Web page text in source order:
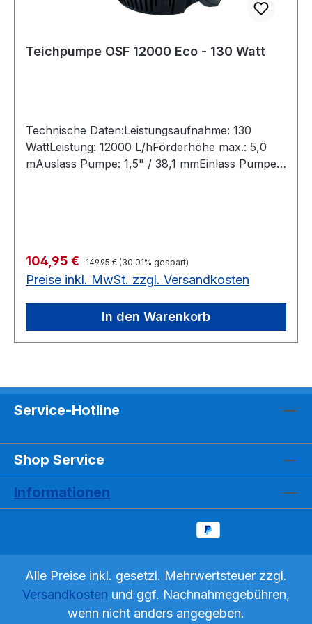
ausgeschaltet sowie die Förderleistung
verändert.Bei Stromausfall bleiben die zuletzt im
Teichpumpe OSF 12000 Eco - 130 Watt
Technische Daten:Leistungsaufnahme: 130
WattLeistung: 12000 L/hFörderhöhe max.: 5,0
mAuslass Pumpe: 1,5" / 38,1 mmEinlass Pumpe:
gröbere Schmutzpartikel bis zu 6 mm
Durchmesser fördern können, ohne zu
zeichnet sich durch hohe Druck- und
Förderleistungen bei äußerst geringem
insbesondere zum Betrieb von Teichfiltern sowie
Bachläufen und Wasserfällen. Der
Filterkorb umschlossen, was einem vorzeitigen
Verschmutzen der Pumpe vorbeugt.
Verkaufspreis:
104,95 € Regulärer Preis:
149,95 € (30.01% gespart)
Preise inkl. MwSt. zzgl. Versandkosten
In den Warenkorb
Service-Hotline
Shop Service
Informationen
Alle Preise inkl. gesetzl. Mehrwertsteuer zzgl.
Versandkosten und ggf. Nachnahmegebühren,
wenn nicht anders angegeben.